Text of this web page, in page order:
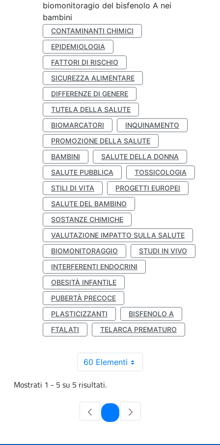
biomonitoragio del bisfenolo A nei
bambini
CONTAMINANTI CHIMICI
EPIDEMIOLOGIA
FATTORI DI RISCHIO
SICUREZZA ALIMENTARE
DIFFERENZE DI GENERE
TUTELA DELLA SALUTE
BIOMARCATORI
INQUINAMENTO
PROMOZIONE DELLA SALUTE
BAMBINI
SALUTE DELLA DONNA
SALUTE PUBBLICA
TOSSICOLOGIA
STILI DI VITA
PROGETTI EUROPEI
SALUTE DEL BAMBINO
SOSTANZE CHIMICHE
VALUTAZIONE IMPATTO SULLA SALUTE
BIOMONITORAGGIO
STUDI IN VIVO
INTERFERENTI ENDOCRINI
OBESITÀ INFANTILE
PUBERTÀ PRECOCE
PLASTICIZZANTI
BISFENOLO A
FTALATI
TELARCA PREMATURO
60 Elementi
Mostrati 1 - 5 su 5 risultati.
Pagina